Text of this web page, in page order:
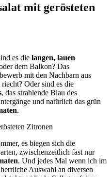
mit gerösteten
es die langen, lauen
dem Balkon? Das
mit den Nachbarn aus
Oder sind es die
, das strahlende Blau des
und natürlich das grün
.
es biegen sich die
zwischenzeitlich fast nur
. Und jedes Mal wenn ich im
Auswahl an diversen